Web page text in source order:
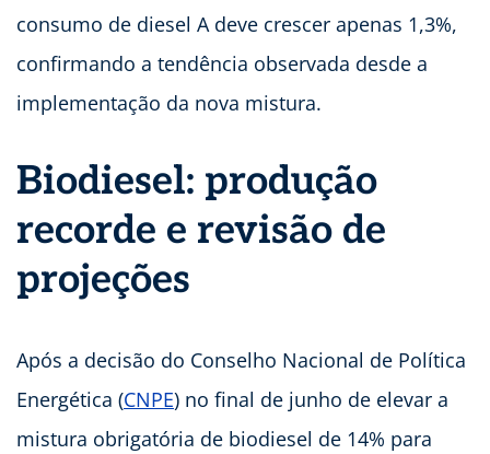
consumo de diesel A deve crescer apenas 1,3%,
confirmando a tendência observada desde a
implementação da nova mistura.
Biodiesel: produção
recorde e revisão de
projeções
Após a decisão do Conselho Nacional de Política
Energética (CNPE) no final de junho de elevar a
mistura obrigatória de biodiesel de 14% para